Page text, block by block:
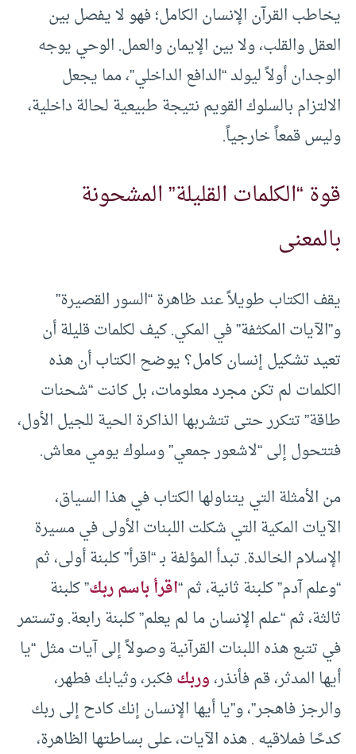
يخاطب القرآن الإنسان الكامل؛ فهو لا يفصل بين
العقل والقلب، ولا بين الإيمان والعمل. الوحي يوجه
الوجدان أولاً ليولد “الدافع الداخلي”، مما يجعل
الالتزام بالسلوك القويم نتيجة طبيعية لحالة داخلية،
وليس قمعاً خارجياً.
قوة “الكلمات القليلة” المشحونة
بالمعنى
يقف الكتاب طويلاً عند ظاهرة “السور القصيرة”
و”الآيات المكثفة” في المكي. كيف لكلمات قليلة أن
تعيد تشكيل إنسان كامل؟ يوضح الكتاب أن هذه
الكلمات لم تكن مجرد معلومات، بل كانت “شحنات
طاقة” تتكرر حتى تتشربها الذاكرة الحية للجيل الأول،
فتتحول إلى “لاشعور جمعي” وسلوك يومي معاش.
من الأمثلة التي يتناولها الكتاب في هذا السياق،
الآيات المكية التي شكلت اللبنات الأولى في مسيرة
الإسلام الخالدة. تبدأ المؤلفة بـ “اقرأ” كلبنة أولى، ثم
“وعلم آدم” كلبنة ثانية، ثم “اقرأ باسم ربك” كلبنة
ثالثة، ثم “علم الإنسان ما لم يعلم” كلبنة رابعة. وتستمر
في تتبع هذه اللبنات القرآنية وصولاً إلى آيات مثل “يا
أيها المدثر، قم فأنذر،وربكفكبر، وثيابك فطهر،
والرجز فاهجر”، و”يا أيها الإنسان إنك كادح إلى ربك
كدحًا فملاقيه . هذه الآيات، على بساطتها الظاهرة،